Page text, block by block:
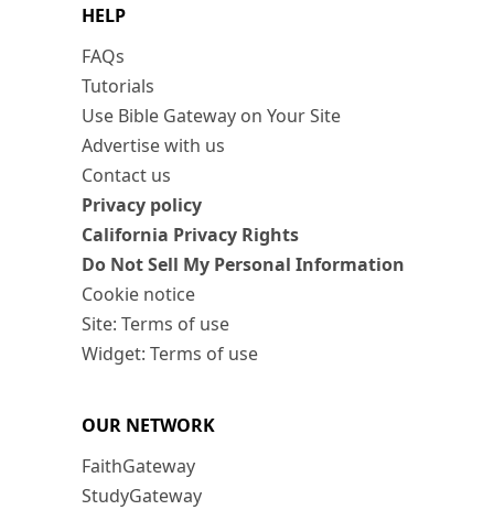
HELP
FAQs
Tutorials
Use Bible Gateway on Your Site
Advertise with us
Contact us
Privacy policy
California Privacy Rights
Do Not Sell My Personal Information
Cookie notice
Site: Terms of use
Widget: Terms of use
OUR NETWORK
FaithGateway
StudyGateway